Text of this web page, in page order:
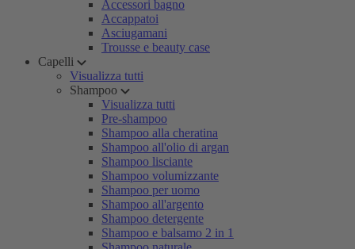
Accessori bagno
Accappatoi
Asciugamani
Trousse e beauty case
Capelli
Visualizza tutti
Shampoo
Visualizza tutti
Pre-shampoo
Shampoo alla cheratina
Shampoo all'olio di argan
Shampoo lisciante
Shampoo volumizzante
Shampoo per uomo
Shampoo all'argento
Shampoo detergente
Shampoo e balsamo 2 in 1